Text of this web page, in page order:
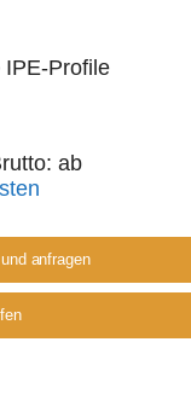
IPE-Profile
ab
anfragen